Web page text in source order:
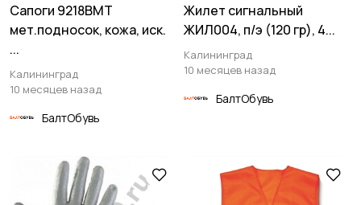
Сапоги 9218ВМТ
мет.подносок, кожа, иск.
...
Калининград
10 месяцев назад
БалтОбувь
Жилет сигнальный
ЖИЛ004, п/э (120 гр), 4...
Калининград
10 месяцев назад
БалтОбувь